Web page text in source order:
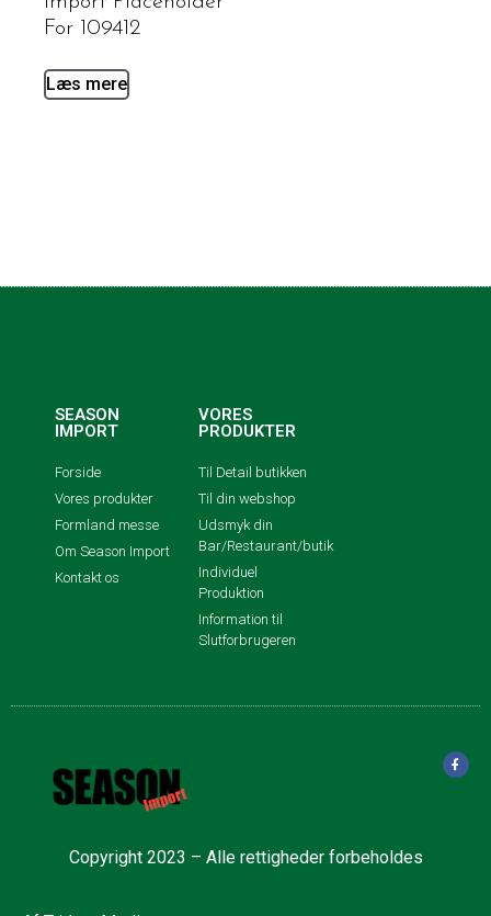
For 109412
Læs mere
SEASON
IMPORT
Forside
Vores produkter
Formland messe
Om Season Import
Kontakt os
VORES
PRODUKTER
Til Detail butikken
Til din webshop
Udsmyk din
Bar/Restaurant/butik
Individuel
Produktion
Information til
Slutforbrugeren
Copyright 2023 – Alle rettigheder forbeholdes